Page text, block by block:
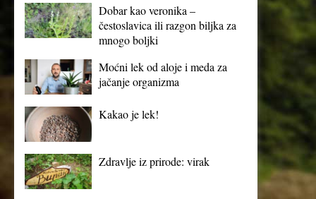
Dobar kao veronika –
čestoslavica ili razgon biljka za
mnogo boljki
Moćni lek od aloje i meda za
jačanje organizma
Kakao je lek!
Zdravlje iz prirode: virak